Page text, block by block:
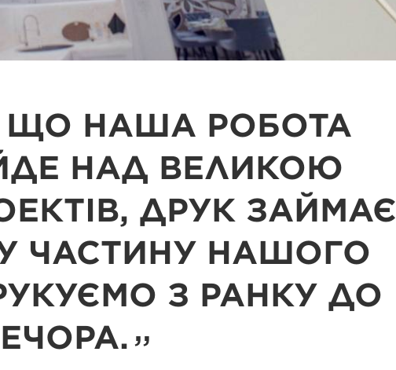
ЩО НАША РОБОТА
НАД ВЕЛИКОЮ
ДРУК ЗАЙМАЄ
ЧАСТИНУ НАШОГО
З РАНКУ ДО